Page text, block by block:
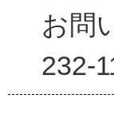
お問
232-